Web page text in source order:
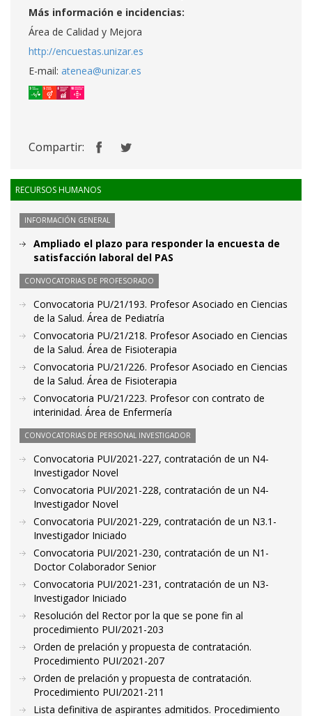
Más información e incidencias:
Área de Calidad y Mejora
http://encuestas.unizar.es
E-mail: atenea@unizar.es
Compartir:
RECURSOS HUMANOS
INFORMACIÓN GENERAL
Ampliado el plazo para responder la encuesta de
satisfacción laboral del PAS
CONVOCATORIAS DE PROFESORADO
Convocatoria PU/21/193. Profesor Asociado en Ciencias
de la Salud. Área de Pediatría
Convocatoria PU/21/218. Profesor Asociado en Ciencias
de la Salud. Área de Fisioterapia
Convocatoria PU/21/226. Profesor Asociado en Ciencias
de la Salud. Área de Fisioterapia
Convocatoria PU/21/223. Profesor con contrato de
interinidad. Área de Enfermería
CONVOCATORIAS DE PERSONAL INVESTIGADOR
Convocatoria PUI/2021-227, contratación de un N4-
Investigador Novel
Convocatoria PUI/2021-228, contratación de un N4-
Investigador Novel
Convocatoria PUI/2021-229, contratación de un N3.1-
Investigador Iniciado
Convocatoria PUI/2021-230, contratación de un N1-
Doctor Colaborador Senior
Convocatoria PUI/2021-231, contratación de un N3-
Investigador Iniciado
Resolución del Rector por la que se pone fin al
procedimiento PUI/2021-203
Orden de prelación y propuesta de contratación.
Procedimiento PUI/2021-207
Orden de prelación y propuesta de contratación.
Procedimiento PUI/2021-211
Lista definitiva de aspirantes admitidos. Procedimiento